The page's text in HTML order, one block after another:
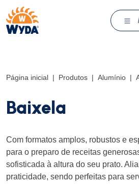
Página inicial Produtos Alumínio
Baixela
Com formatos amplos, robustos e
para o preparo de receitas
sofisticada à altura do seu prato.
praticidade, sendo perfeitas para